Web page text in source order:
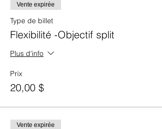
Vente expirée
Type de billet
Flexibilité -Objectif split
Plus d'info
Prix
20,00 $
Vente expirée